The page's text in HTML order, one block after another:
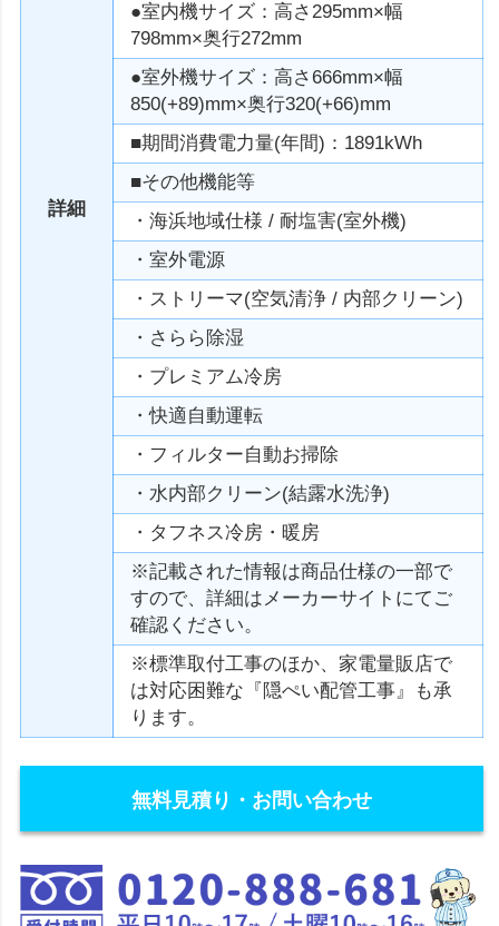
詳細
●室内機サイズ：高さ295mm×幅
798mm×奥行272mm
●室外機サイズ：高さ666mm×幅
850(+89)mm×奥行320(+66)mm
■期間消費電力量(年間)：1891kWh
■その他機能等
・海浜地域仕様 / 耐塩害(室外機)
・室外電源
・ストリーマ(空気清浄 / 内部クリーン)
・さらら除湿
・プレミアム冷房
・快適自動運転
・フィルター自動お掃除
・水内部クリーン(結露水洗浄)
・タフネス冷房・暖房
※記載された情報は商品仕様の一部で
すので、詳細はメーカーサイトにてご
確認ください。
※標準取付工事のほか、家電量販店で
は対応困難な『隠ぺい配管工事』も承
ります。
無料見積り・お問い合わせ